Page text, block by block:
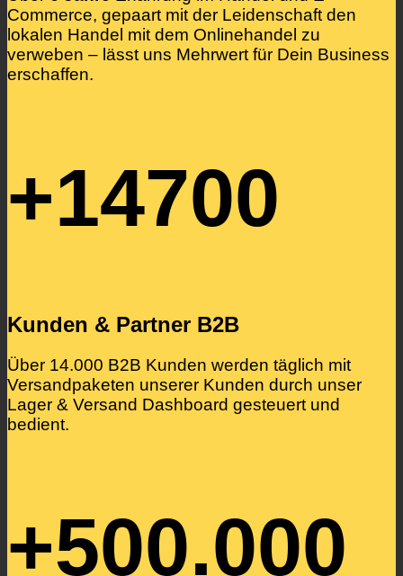
Commerce, gepaart mit der Leidenschaft den
lokalen Handel mit dem Onlinehandel zu
verweben – lässt uns Mehrwert für Dein Business
erschaffen.
+14700
Kunden & Partner B2B
Über 14.000 B2B Kunden werden täglich mit
Versandpaketen unserer Kunden durch unser
Lager & Versand Dashboard gesteuert und
bedient.
+500.000